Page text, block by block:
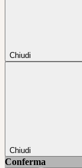
Chiudi
Chiudi
Conferma